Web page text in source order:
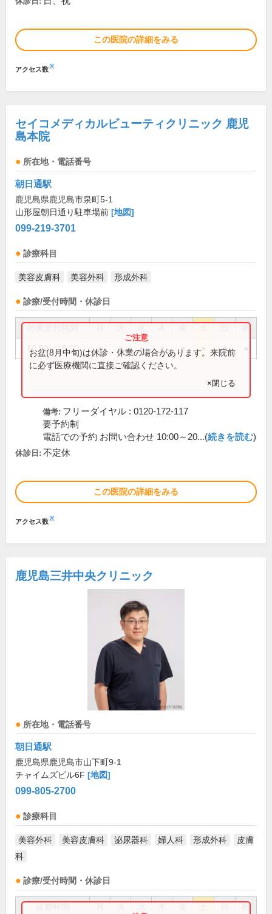
この医院の詳細をみる
アクセス数※
セイコメディカルビューティクリニック 鹿児
島本院
所在地・電話番号
朝日通駅
鹿児島県鹿児島市泉町5-1
山形屋朝日通り駐車場前 [地図]
099-219-3701
診療科目
美容皮膚科 美容外科 形成外科
診療/受付時間・休診日
祝
10:00～18:00 ● ● ● ● ● ●
お盆(8月中旬)は休診・休業の場合があります。来院前
に必ず医療機関に直接ご確認ください。
×閉じる
備考: フリーダイヤル : 0120-172-117
要予約制
電話での予約 お問い合わせ 10:00～20...(続きを読む)
休診日: 不定休
この医院の詳細をみる
アクセス数※
鹿児島三井中央クリニック
所在地・電話番号
朝日通駅
鹿児島県鹿児島市山下町9-1
チャイムズビル6F [地図]
099-805-2700
診療科目
美容外科 美容皮膚科 泌尿器科 婦人科 形成外科
皮膚
科
診療/受付時間・休診日
祝